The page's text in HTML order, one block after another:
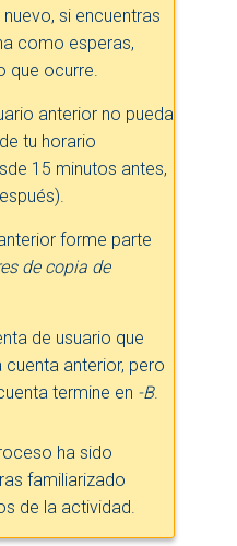
si encuentras
como esperas,
que ocurre.
anterior no pueda
tu horario
15 minutos antes,
forme parte
de copia de
de usuario que
anterior, pero
termine en -B.
ha sido
familiarizado
de la actividad.